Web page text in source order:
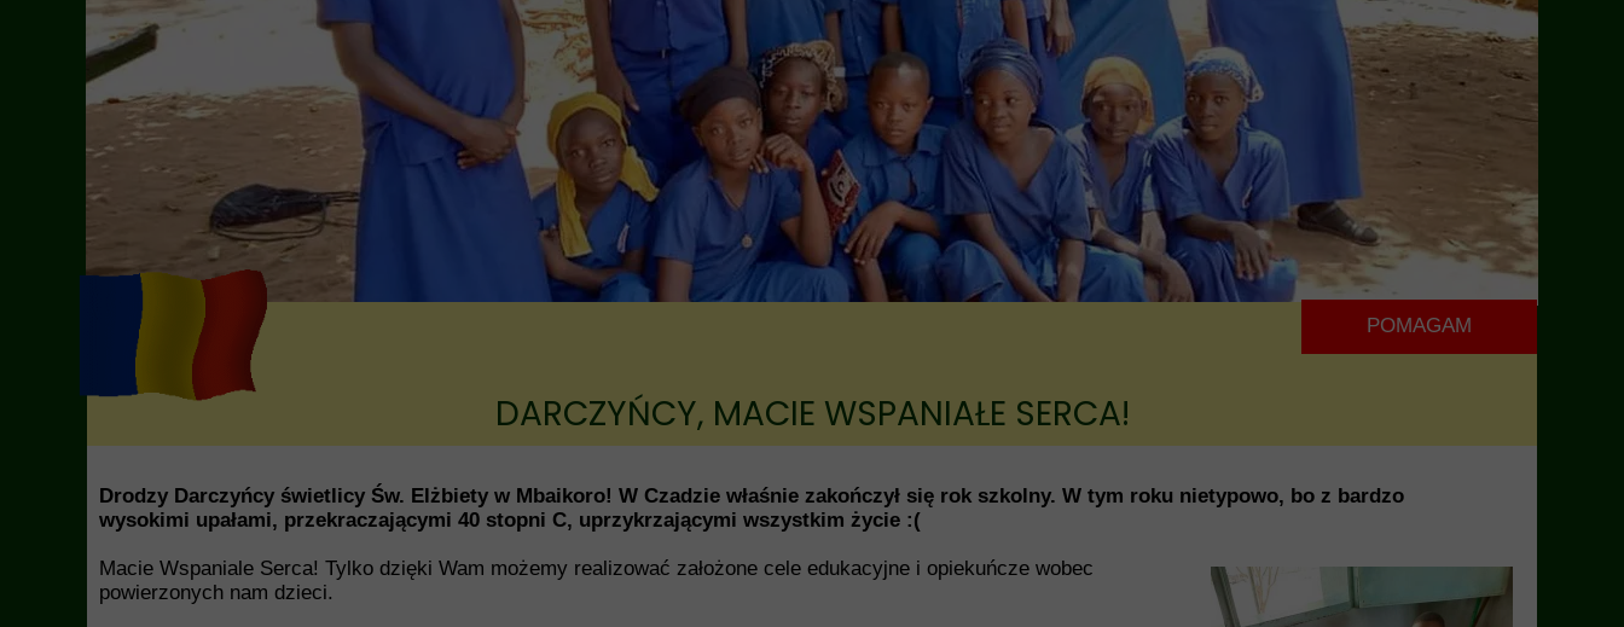
POMAGAM
DARCZYŃCY, MACIE WSPANIAŁE SERCA!
Drodzy Darczyńcy świetlicy Św. Elżbiety w Mbaikoro! W Czadzie właśnie zakończył się rok szkolny. W tym roku nietypowo, bo z bardzo
wysokimi upałami, przekraczającymi 40 stopni C, uprzykrzającymi wszystkim życie :(
Macie Wspaniale Serca! Tylko dzięki Wam możemy realizować założone cele edukacyjne i opiekuńcze wobec
powierzonych nam dzieci.